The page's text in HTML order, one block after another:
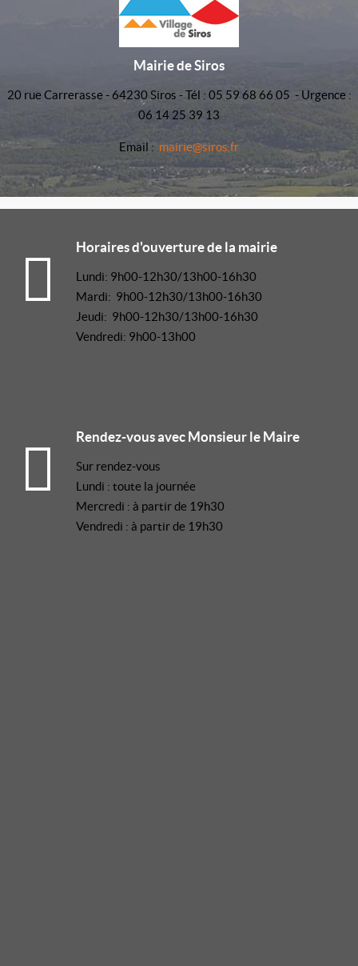
Mairie de Siros
20 rue Carrerasse - 64230 Siros - Tél : 05 59 68 66 05 - Urgence :
06 14 25 39 13
Email : mairie@siros.fr
Horaires d'ouverture de la mairie
Lundi: 9h00-12h30/13h00-16h30
Mardi: 9h00-12h30/13h00-16h30
Jeudi: 9h00-12h30/13h00-16h30
Vendredi: 9h00-13h00
Rendez-vous avec Monsieur le Maire
Sur rendez-vous
Lundi : toute la journée
Mercredi : à partir de 19h30
Vendredi : à partir de 19h30